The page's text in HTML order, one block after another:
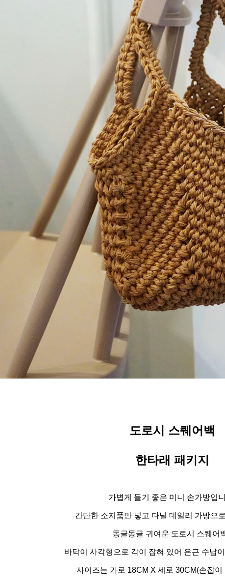
도로시 스퀘어백
한타래 패키지
가볍게 들기 좋은 미니 손가방입
간단한 소지품만 넣고 다닐 데일리 가방으
동글동글 귀여운 도로시 스퀘어
바닥이 사각형으로 각이 잡혀 있어 은근 수납
사이즈는 가로 18CM X 세로 30CM(손잡이